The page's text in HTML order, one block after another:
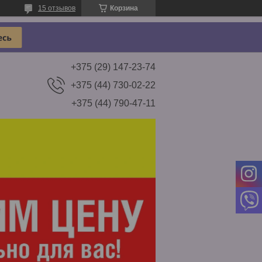
Корзина
15 отзывов
+375 (29) 147-23-74
+375 (44) 730-02-22
+375 (44) 790-47-11